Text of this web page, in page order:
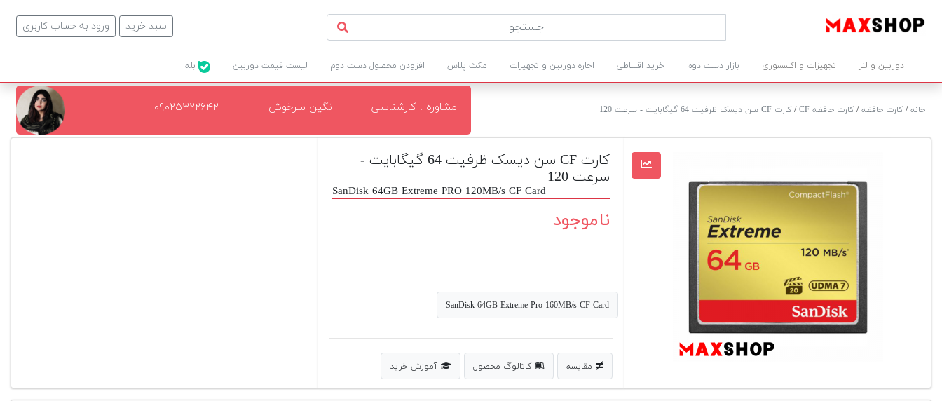
ورود به حساب کاربری سبد خرید
دوربین و لنز تجهیزات و اکسسوری بازار دست دوم خرید اقساطی اجاره دوربین و تجهیزات مکث پلاس افزودن محصول دست دوم لیست قیمت دوربین
خانه/ کارت حافظه/ کارت حافظه CF / کارت CF سن دیسک ظرفیت 64 گیگابایت - سرعت 120 مشاوره . کارشناسی نگین سرخوش ۰۹۰۲۵۳۲۲۶۴۲
کارت CF سن دیسک ظرفیت 64 گیگابایت -
سرعت 120
SanDisk 64GB Extreme PRO 120MB/s CF Card
ناموجود
SanDisk 64GB Extreme Pro 160MB/s CF Card
مقایسه کاتالوگ محصول آموزش خرید